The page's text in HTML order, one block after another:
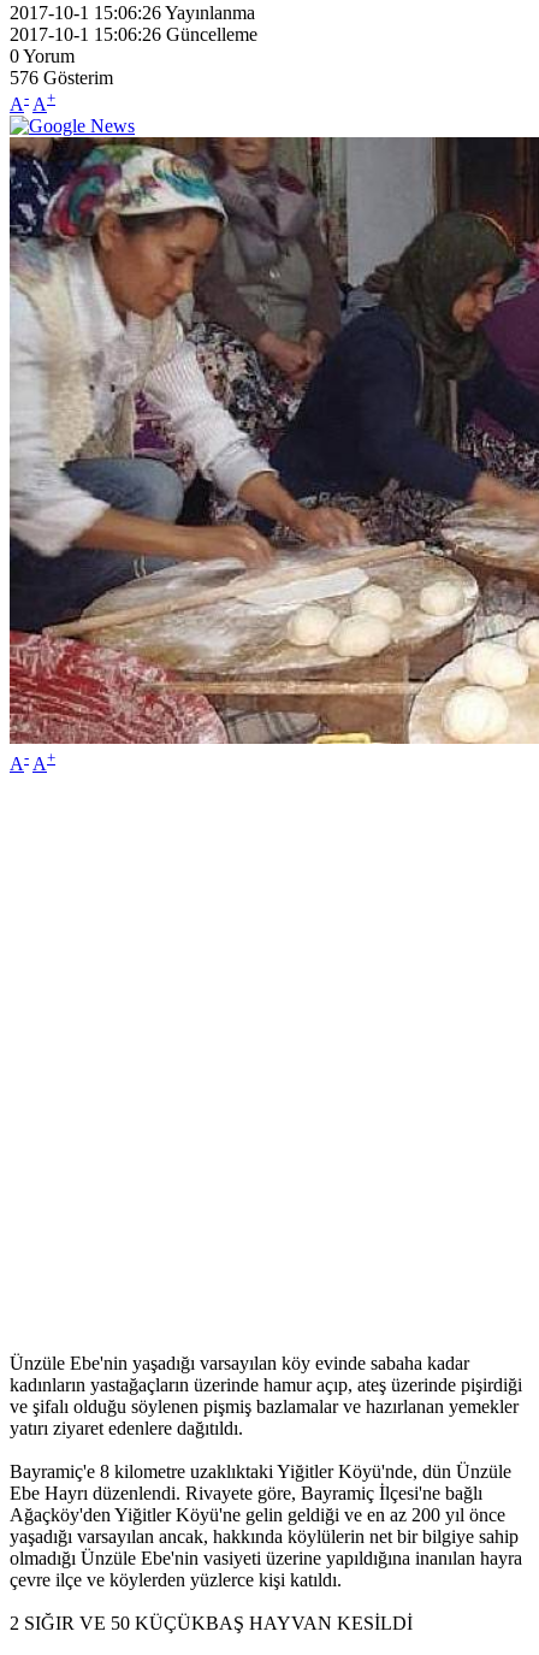
2017-10-1 15:06:26Yayınlanma
2017-10-1 15:06:26 Güncelleme
0Yorum
576 Gösterim
A- A+
A- A+
Ünzüle Ebe'nin yaşadığı varsayılan köy evinde sabaha kadar
kadınların yastağaçların üzerinde hamur açıp, ateş üzerinde pişirdiği
ve şifalı olduğu söylenen pişmiş bazlamalar ve hazırlanan yemekler
yatırı ziyaret edenlere dağıtıldı.
Bayramiç'e 8 kilometre uzaklıktaki Yiğitler Köyü'nde, dün Ünzüle
Ebe Hayrı düzenlendi. Rivayete göre, Bayramiç İlçesi'ne bağlı
Ağaçköy'den Yiğitler Köyü'ne gelin geldiği ve en az 200 yıl önce
yaşadığı varsayılan ancak, hakkında köylülerin net bir bilgiye sahip
olmadığı Ünzüle Ebe'nin vasiyeti üzerine yapıldığına inanılan hayra
çevre ilçe ve köylerden yüzlerce kişi katıldı.
2 SIĞIR VE 50 KÜÇÜKBAŞ HAYVAN KESİLDİ